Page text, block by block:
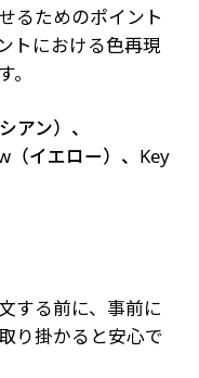
るためのポイント
トにおける色再現
アン）、
（イエロー）、Key
する前に、事前に
り掛かると安心で